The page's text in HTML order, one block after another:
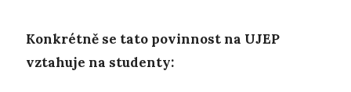
Konkrétně se tato povinnost na UJEP
vztahuje na studenty: